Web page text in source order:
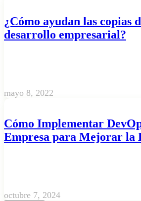
¿Cómo ayudan las copias
desarrollo empresarial?
mayo 8, 2022
Cómo Implementar
Empresa para Mejorar la
octubre 7, 2024